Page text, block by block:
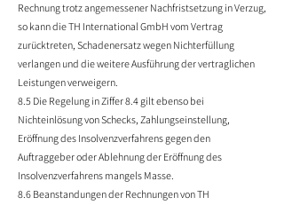
Rechnung trotz angemessener Nachfristsetzung in Verzug,
so kann die TH International GmbH vom Vertrag
zurücktreten, Schadenersatz wegen Nichterfüllung
verlangen und die weitere Ausführung der vertraglichen
Leistungen verweigern.
8.5 Die Regelung in Ziffer 8.4 gilt ebenso bei
Nichteinlösung von Schecks, Zahlungseinstellung,
Eröffnung des Insolvenzverfahrens gegen den
Auftraggeber oder Ablehnung der Eröffnung des
Insolvenzverfahrens mangels Masse.
8.6 Beanstandungen der Rechnungen von TH